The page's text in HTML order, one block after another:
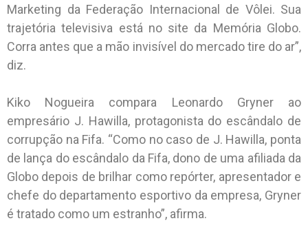
Marketing da Federação Internacional de Vôlei. Sua
trajetória televisiva está no site da Memória Globo.
Corra antes que a mão invisível do mercado tire do ar”,
diz.
Kiko Nogueira compara Leonardo Gryner ao
empresário J. Hawilla, protagonista do escândalo de
corrupção na Fifa. “Como no caso de J. Hawilla, ponta
de lança do escândalo da Fifa, dono de uma afiliada da
Globo depois de brilhar como repórter, apresentador e
chefe do departamento esportivo da empresa, Gryner
é tratado como um estranho”, afirma.